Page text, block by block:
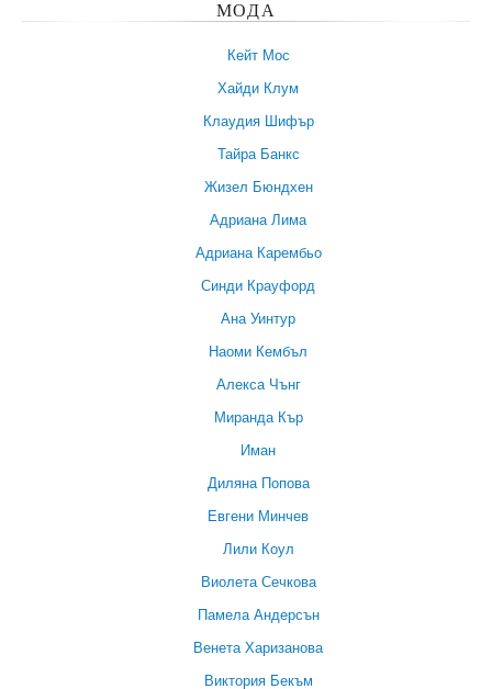
МОДА
Кейт Мос
Хайди Клум
Клаудия Шифър
Тайра Банкс
Жизел Бюндхен
Адриана Лима
Адриана Карембьо
Синди Крауфорд
Ана Уинтур
Наоми Кембъл
Алекса Чънг
Миранда Кър
Иман
Диляна Попова
Евгени Минчев
Лили Коул
Виолета Сечкова
Памела Андерсън
Венета Харизанова
Виктория Бекъм